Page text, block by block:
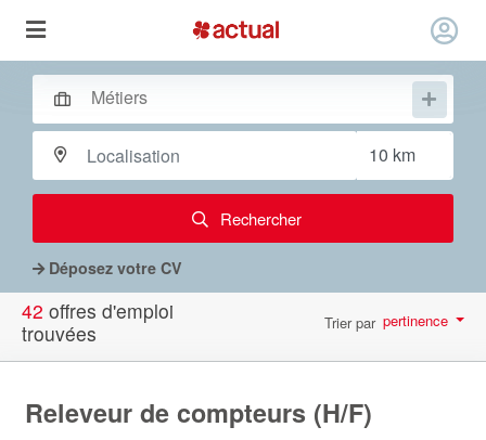
Rechercher
Déposez votre CV
42 offres d'emploi
trouvées
Trier par pertinence
Releveur de compteurs (H/F)